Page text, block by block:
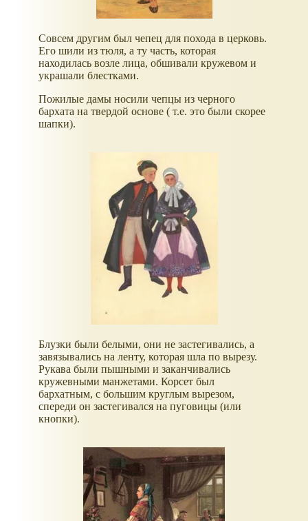
Совсем другим был чепец для похода в церковь.
Его шили из тюля, а ту часть, которая
находилась возле лица, обшивали кружевом и
украшали блестками.
Пожилые дамы носили чепцы из черного
бархата на твердой основе ( т.е. это были скорее
шапки).
Блузки были белыми, они не застегивались, а
завязывались на ленту, которая шла по вырезу.
Рукава были пышными и заканчивались
кружевными манжетами. Корсет был
бархатным, с большим круглым вырезом,
спереди он застегивался на пуговицы (или
кнопки).